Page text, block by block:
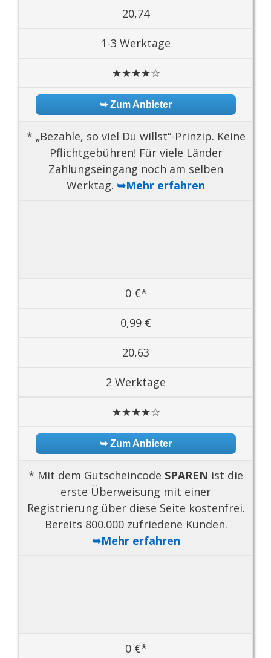
20,74
1-3 Werktage
★★★★☆
➥ Zum Anbieter
* „Bezahle, so viel Du willst“-Prinzip. Keine
Pflichtgebühren! Für viele Länder
Zahlungseingang noch am selben
Werktag. ➥Mehr erfahren
0 €*
0,99 €
20,63
2 Werktage
★★★★☆
➥ Zum Anbieter
* Mit dem Gutscheincode SPAREN ist die
erste Überweisung mit einer
Registrierung über diese Seite kostenfrei.
Bereits 800.000 zufriedene Kunden.
➥Mehr erfahren
0 €*